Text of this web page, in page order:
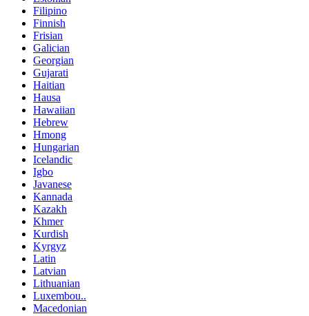
Filipino
Finnish
Frisian
Galician
Georgian
Gujarati
Haitian
Hausa
Hawaiian
Hebrew
Hmong
Hungarian
Icelandic
Igbo
Javanese
Kannada
Kazakh
Khmer
Kurdish
Kyrgyz
Latin
Latvian
Lithuanian
Luxembou..
Macedonian